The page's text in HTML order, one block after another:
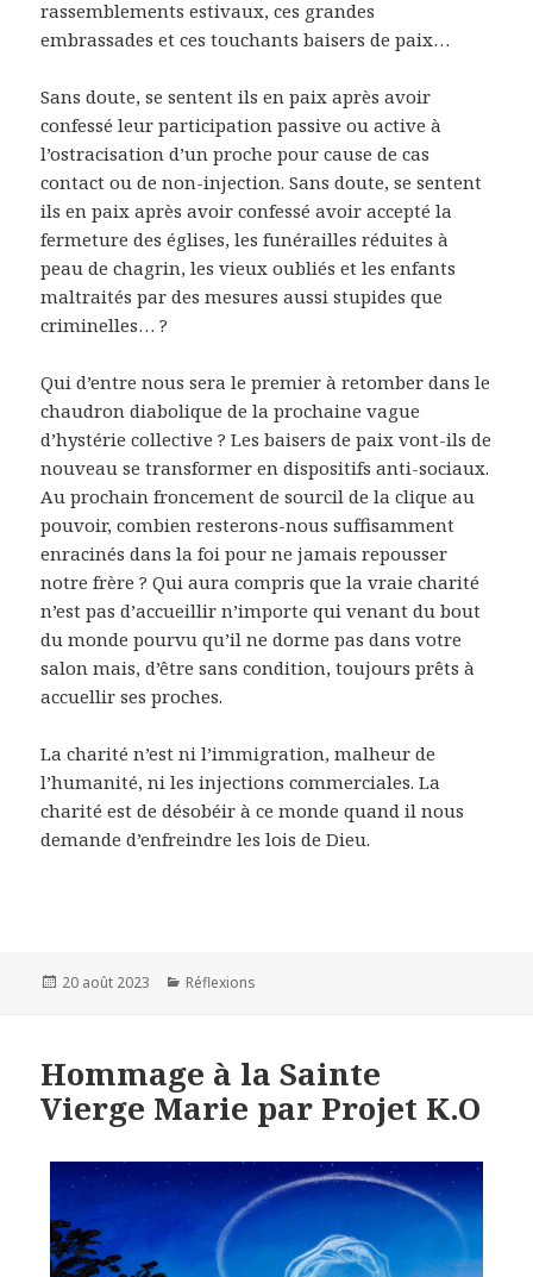
rassemblements estivaux, ces grandes
embrassades et ces touchants baisers de paix…
Sans doute, se sentent ils en paix après avoir
confessé leur participation passive ou active à
l’ostracisation d’un proche pour cause de cas
contact ou de non-injection. Sans doute, se sentent
ils en paix après avoir confessé avoir accepté la
fermeture des églises, les funérailles réduites à
peau de chagrin, les vieux oubliés et les enfants
maltraités par des mesures aussi stupides que
criminelles… ?
Qui d’entre nous sera le premier à retomber dans le
chaudron diabolique de la prochaine vague
d’hystérie collective ? Les baisers de paix vont-ils de
nouveau se transformer en dispositifs anti-sociaux.
Au prochain froncement de sourcil de la clique au
pouvoir, combien resterons-nous suffisamment
enracinés dans la foi pour ne jamais repousser
notre frère ? Qui aura compris que la vraie charité
n’est pas d’accueillir n’importe qui venant du bout
du monde pourvu qu’il ne dorme pas dans votre
salon mais, d’être sans condition, toujours prêts à
accuellir ses proches.
La charité n’est ni l’immigration, malheur de
l’humanité, ni les injections commerciales. La
charité est de désobéir à ce monde quand il nous
demande d’enfreindre les lois de Dieu.
Publié
20 août 2023 Catégories
Réflexions
Hommage à la Sainte
Vierge Marie par Projet K.O